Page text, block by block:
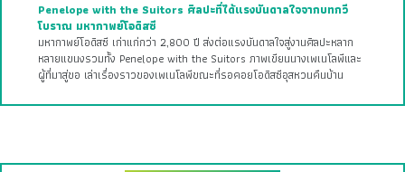
Penelope with the Suitors ศิลปะที่ได้แรงบันดาลใจจากบทกวี
โบราณ มหากาพย์โอดิสซี
มหากาพย์โอดิสซี เก่าแก่กว่า 2,800 ปี ส่งต่อแรงบันดาลใจสู่งานศิลปะหลาก
หลายแขนงรวมทั้ง Penelope with the Suitors ภาพเขียนนางเพเนโลพีและ
ผู้ที่มาสู่ขอ เล่าเรื่องราวของเพเนโลพีขณะที่รอคอยโอดิสซีอุสหวนคืนบ้าน